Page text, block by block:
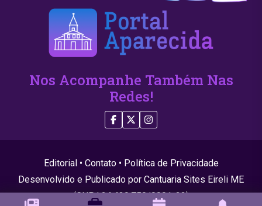
Nos Acompanhe Também Nas
Redes!
Editorial• Contato• Política de Privacidade
Desenvolvido e Publicado por Cantuaria Sites Eireli ME
(CNPJ 24.439.750/0001-22)